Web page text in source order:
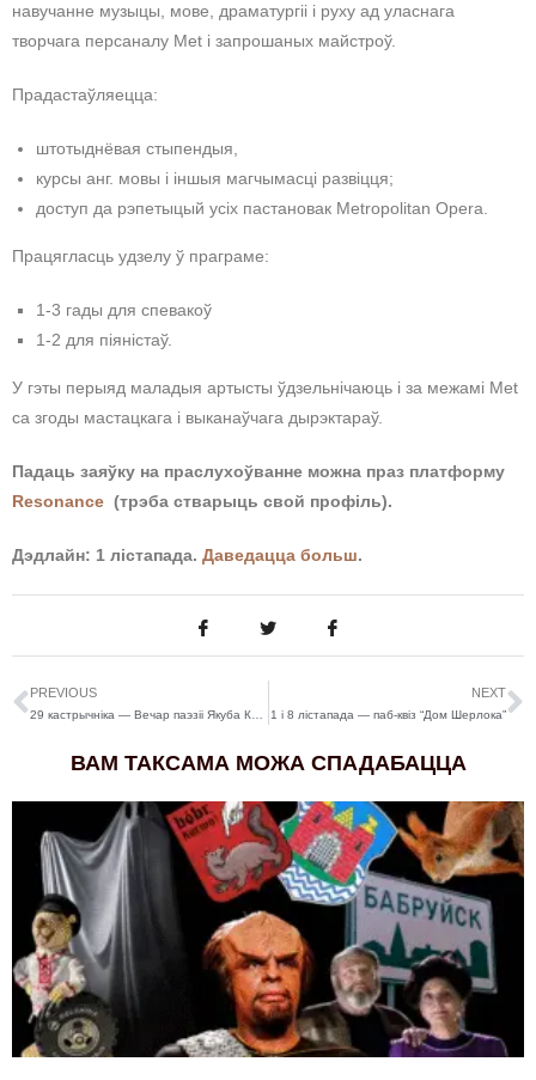
навучанне музыцы, мове, драматургіі і руху ад уласнага
творчага персаналу Met і запрошаных майстроў.
Прадастаўляецца:
штотыднёвая стыпендыя,
курсы анг. мовы і іншыя магчымасці развіцця;
доступ да рэпетыцый усіх пастановак Metropolitan Opera.
Працягласць удзелу ў праграме:
1-3 гады для спевакоў
1-2 для піяністаў.
У гэты перыяд маладыя артысты ўдзельнічаюць і за межамі Met
са згоды мастацкага і выканаўчага дырэктараў.
Падаць заяўку на праслухоўванне можна праз платформу
Resonance (трэба стварыць свой профіль).
Дэдлайн: 1 лістапада. Даведацца больш.
PREVIOUS NEXT
1 і 8 лістапада — паб-квіз “Дом Шерлока”
ВАМ ТАКСАМА МОЖА СПАДАБАЦЦА